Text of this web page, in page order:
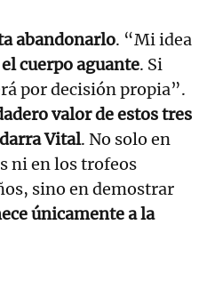
abandonarlo. “Mi idea
cuerpo aguante. Si
por decisión propia”.
valor de estos tres
Vital. No solo en
ni en los trofeos
sino en demostrar
únicamente a la